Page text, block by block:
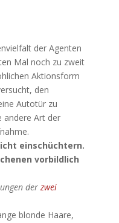
der Agenten
Mal noch zu zweit
Aktionsform
den
Autotür zu
andere Art der
einschüchtern.
vorbildlich
derzwei
blonde Haare,